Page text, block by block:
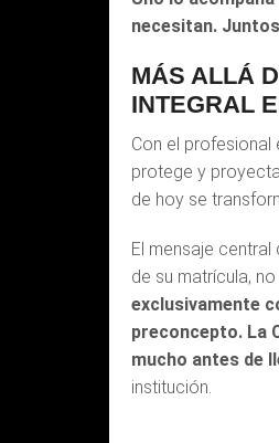
necesitan.
MÁS ALLÁ
INTEGRAL
Con el profesional
protege y
de hoy se
El mensaje
de su matrícula,
exclusivamente
preconcepto. La
mucho antes de
institución.